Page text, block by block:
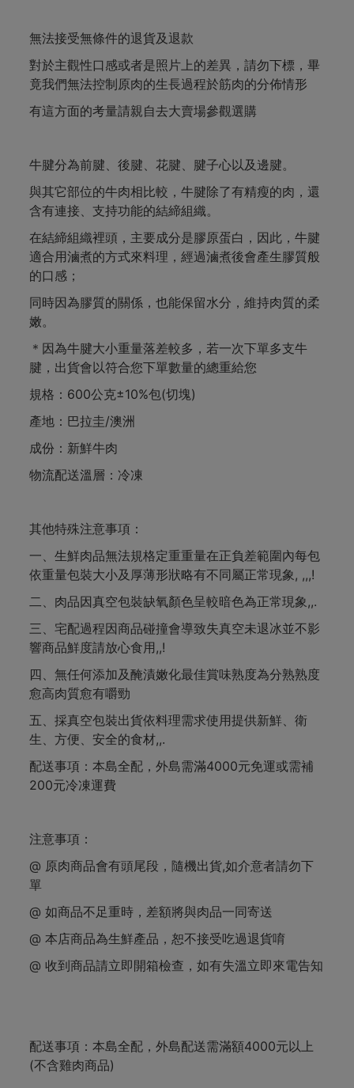
無法接受無條件的退貨及退款
對於主觀性口感或者是照片上的差異，請勿下標，畢
竟我們無法控制原肉的生長過程於筋肉的分佈情形
有這方面的考量請親自去大賣場參觀選購
牛腱分為前腱、後腱、花腱、腱子心以及邊腱。
與其它部位的牛肉相比較，牛腱除了有精瘦的肉，還
含有連接、支持功能的結締組織。
在結締組織裡頭，主要成分是膠原蛋白，因此，牛腱
適合用滷煮的方式來料理，經過滷煮後會產生膠質般
的口感；
同時因為膠質的關係，也能保留水分，維持肉質的柔
嫩。
＊因為牛腱大小重量落差較多，若一次下單多支牛
腱，出貨會以符合您下單數量的總重給您
規格：600公克±10%包(切塊)
產地：巴拉圭/澳洲
成份：新鮮牛肉
物流配送溫層：冷凍
其他特殊注意事項：
一、生鮮肉品無法規格定重重量在正負差範圍內每包
依重量包裝大小及厚薄形狀略有不同屬正常現象, ,,,!
二、肉品因真空包裝缺氧顏色呈較暗色為正常現象,,.
三、宅配過程因商品碰撞會導致失真空未退冰並不影
響商品鮮度請放心食用,,!
四、無任何添加及醃漬嫩化最佳賞味熟度為分熟熟度
愈高肉質愈有嚼勁
五、採真空包裝出貨依料理需求使用提供新鮮、衛
生、方便、安全的食材,,.
配送事項：本島全配，外島需滿4000元免運或需補
200元冷凍運費
注意事項：
@ 原肉商品會有頭尾段，隨機出貨,如介意者請勿下
單
@ 如商品不足重時，差額將與肉品一同寄送
@ 本店商品為生鮮產品，恕不接受吃過退貨唷
@ 收到商品請立即開箱檢查，如有失溫立即來電告知
配送事項：本島全配，外島配送需滿額4000元以上
(不含雞肉商品)